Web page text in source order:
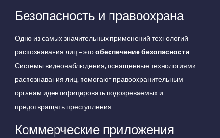
Безопасность и правоохрана
Одно из самых значительных применений технологий
распознавания лиц – этообеспечение безопасности.
Системы видеонаблюдения, оснащенные технологиями
распознавания лиц, помогают правоохранительным
органам идентифицировать подозреваемых и
предотвращать преступления.
Коммерческие приложения